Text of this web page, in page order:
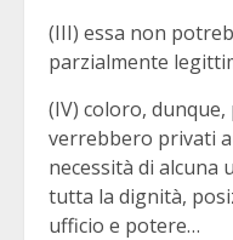
(III) essa non
parzialmente
(IV) coloro,
verrebbero privati
necessità di alcuna
tutta la dignità,
ufficio e potere…